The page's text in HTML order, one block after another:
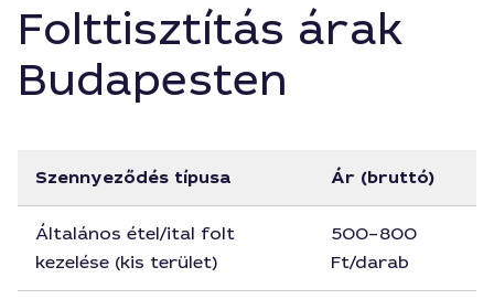
Folttisztítás árak
Budapesten
Szennyeződés típusa Ár (bruttó)
Általános étel/ital folt
kezelése (kis terület)
500–800
Ft/darab